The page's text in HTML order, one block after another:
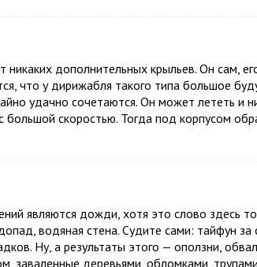
дополнительных крыльев. Он сам,
что у дирижабля такого типа большое
удачно сочетаются. Он может лететь и
скоростью. Тогда под корпусом
являются дожди, хотя это слово здесь
водяная стена. Судите сами: тайфун за
Ну, а результаты этого — оползни,
заваленные деревьями, обломками,